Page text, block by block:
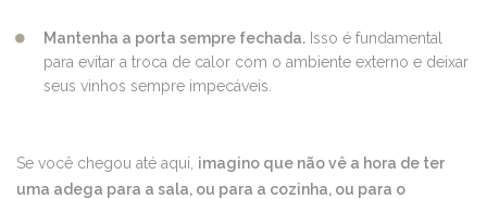
Mantenha a porta sempre fechada. Isso é fundamental
para evitar a troca de calor com o ambiente externo e deixar
seus vinhos sempre impecáveis.
Se você chegou até aqui, imagino que não vê a hora de ter
uma adega para a sala, ou para a cozinha, ou para o